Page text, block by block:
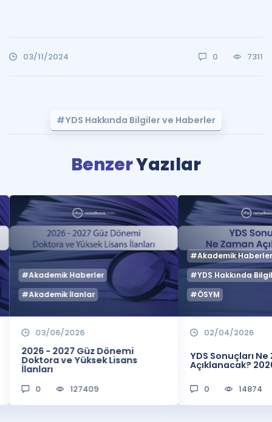
03/11/2024 0 7311
#YDS Hakkında Bilgiler ve Haberler
BenzerYazılar
#Akademik Haberler
#Akademik İlanlar
03/06/2026
2026 - 2027 Güz Dönemi
Doktora ve Yüksek Lisans
İlanları
0 127409
#Akademik
#YDS Hakkında
#ÖSYM
02/04/2026
YDS Sonuçları
Açıklanacak?
0 14874